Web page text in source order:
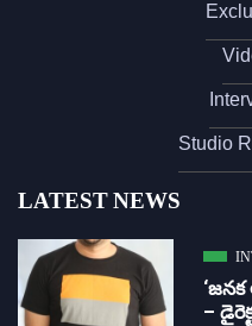
Studio
LATEST NEWS
–